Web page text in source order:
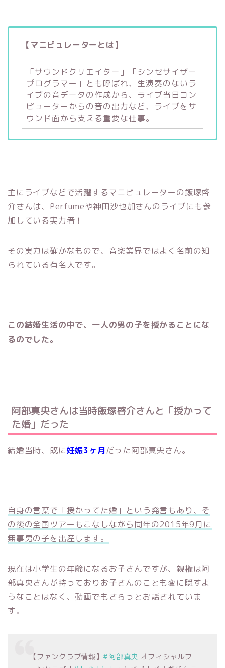
【マニピュレーターとは】
「サウンドクリエイター」「シンセサイザー
プログラマー」とも呼ばれ、生演奏のないラ
イブの音データの作成から、ライブ当日コン
ピューターからの音の出力など、ライブをサ
ウンド面から支える重要な仕事。
主にライブなどで活躍するマニピュレーターの飯塚啓
介さんは、Perfumeや神田沙也加さんのライブにも参
加している実力者！
その実力は確かなもので、音楽業界ではよく名前の知
られている有名人です。
この結婚生活の中で、一人の男の子を授かることにな
るのでした。
阿部真央さんは当時飯塚啓介さんと「授かって
た婚」だった
結婚当時、既に妊娠3ヶ月だった阿部真央さん。
自身の言葉で「授かってた婚」という発言もあり、そ
の後の全国ツアーもこなしながら同年の2015年9月に
無事男の子を出産します。
現在は小学生の年齢になるお子さんですが、親権は阿
部真央さんが持っておりお子さんのことも変に隠すよ
うなことはなく、動画でもさらっとお話されていま
す。
【ファンクラブ情報】#阿部真央 オフィシャルフ